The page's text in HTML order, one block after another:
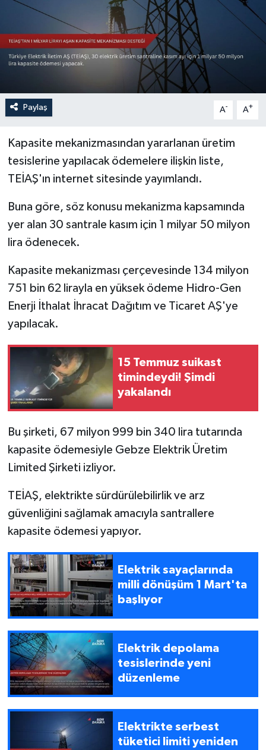
Paylaş A- A+
Kapasite mekanizmasından yararlanan üretim
tesislerine yapılacak ödemelere ilişkin liste,
TEİAŞ'ın internet sitesinde yayımlandı.
Buna göre, söz konusu mekanizma kapsamında
yer alan 30 santrale kasım için 1 milyar 50 milyon
lira ödenecek.
Kapasite mekanizması çerçevesinde 134 milyon
751 bin 62 lirayla en yüksek ödeme Hidro-Gen
Enerji İthalat İhracat Dağıtım ve Ticaret AŞ'ye
yapılacak.
15 Temmuz suikast
timindeydi! Şimdi
yakalandı
Bu şirketi, 67 milyon 999 bin 340 lira tutarında
kapasite ödemesiyle Gebze Elektrik Üretim
Limited Şirketi izliyor.
TEİAŞ, elektrikte sürdürülebilirlik ve arz
güvenliğini sağlamak amacıyla santrallere
kapasite ödemesi yapıyor.
Elektrik sayaçlarında
milli dönüşüm 1 Mart'ta
başlıyor
Elektrik depolama
tesislerinde yeni
düzenleme
Elektrikte serbest
tüketici limiti yeniden
Spor
Türkiye